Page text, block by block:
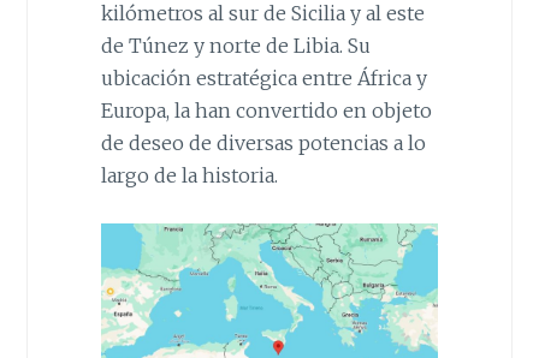
kilómetros al sur de Sicilia y al este
de Túnez y norte de Libia. Su
ubicación estratégica entre África y
Europa, la han convertido en objeto
de deseo de diversas potencias a lo
largo de la historia.